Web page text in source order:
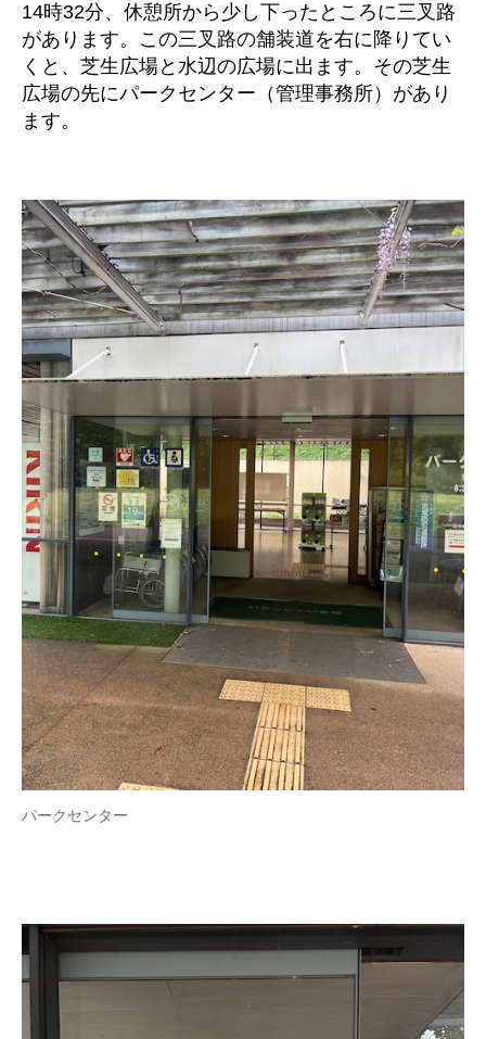
14時32分、休憩所から少し下ったところに三叉路
があります。この三叉路の舗装道を右に降りてい
くと、芝生広場と水辺の広場に出ます。その芝生
広場の先にパークセンター（管理事務所）があり
ます。
パークセンター